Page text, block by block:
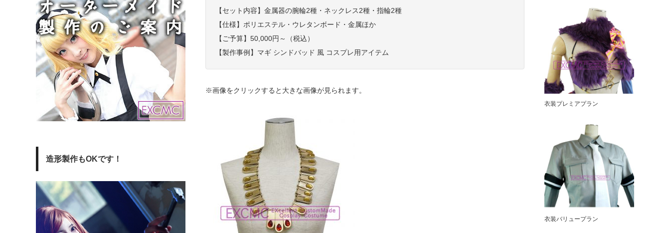
【セット内容】金属器の腕輪2種・ネックレス2種・指輪2種
【仕様】ポリエステル・ウレタンボード・金属ほか
【ご予算】50,000円～（税込）
【製作事例】マギ シンドバッド 風 コスプレ用アイテム
※画像をクリックすると大きな画像が見られます。
造形製作もOKです！
衣装プレミアプラン
衣装バリュープラン